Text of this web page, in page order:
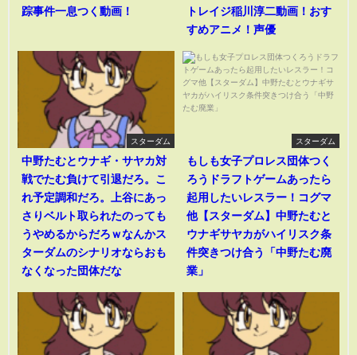
踪事件一息つく動画！
トレイジ稲川淳二動画！おす
すめアニメ！声優
スターダム
中野たむとウナギ・サヤカ対
戦でたむ負けて引退だろ。こ
れ予定調和だろ。上谷にあっ
さりベルト取られたのっても
うやめるからだろｗなんかス
ターダムのシナリオならおも
なくなった団体だな
スターダム
もしも女子プロレス団体つく
ろうドラフトゲームあったら
起用したいレスラー！コグマ
他【スターダム】中野たむと
ウナギサヤカがハイリスク条
件突きつけ合う「中野たむ廃
業」